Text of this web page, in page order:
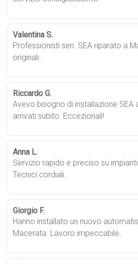
Valentina S.
Professionisti seri. SEA riparato a
originali.
Riccardo G.
Avevo bisogno di installazione SEA
arrivati subito. Eccezionali!
Anna L.
Servizio rapido e preciso su
Tecnici cordiali.
Giorgio F.
Hanno installato un nuovo
Macerata. Lavoro impeccabile.